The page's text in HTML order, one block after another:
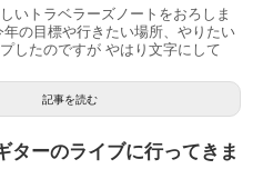
いトラベラーズノートをおろしま
の目標や行きたい場所、やりたい
したのですが やはり文字にして
記事を読む
ターのライブに行ってきま